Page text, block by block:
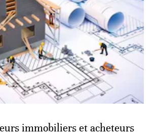
immobiliers et acheteurs